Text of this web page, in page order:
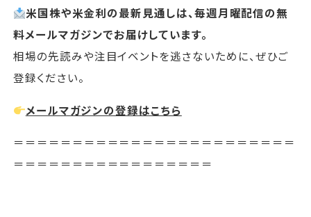
米国株や米金利の最新見通しは、毎週月曜配信の無
料メールマガジンでお届けしています。
相場の先読みや注目イベントを逃さないために、ぜひご
登録ください。
メールマガジンの登録はこちら
＝＝＝＝＝＝＝＝＝＝＝＝＝＝＝＝＝＝＝＝＝＝＝＝
＝＝＝＝＝＝＝＝＝＝＝＝＝＝＝＝＝